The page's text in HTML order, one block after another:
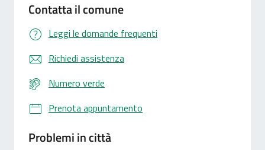
Contatta il comune
Leggi le domande frequenti
Richiedi assistenza
Numero verde
Prenota appuntamento
Problemi in città